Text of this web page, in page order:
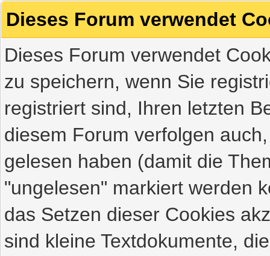
Dieses Forum verwendet
Dieses Forum verwendet
zu speichern, wenn Sie
registriert sind, Ihren letzten
diesem Forum verfolgen
gelesen haben (damit die
"ungelesen" markiert werden
das Setzen dieser Cookies
sind kleine Textdokumente,